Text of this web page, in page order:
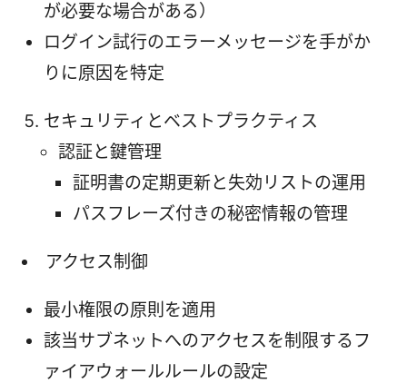
が必要な場合がある）
ログイン試行のエラーメッセージを手がか
りに原因を特定
セキュリティとベストプラクティス
認証と鍵管理
証明書の定期更新と失効リストの運用
パスフレーズ付きの秘密情報の管理
アクセス制御
最小権限の原則を適用
該当サブネットへのアクセスを制限するフ
ァイアウォールルールの設定